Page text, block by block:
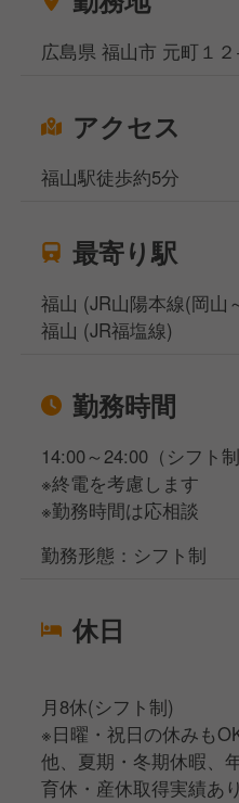
広島県 福山市 元町１
アクセス
福山駅徒歩約5分
最寄り駅
福山 (JR山陽本線(岡山
福山 (JR福塩線)
勤務時間
14:00～24:00（シフト
※終電を考慮します
※勤務時間は応相談
勤務形態：シフト制
休日
月8休(シフト制)
※日曜・祝日の休みも
他、夏期・冬期休暇、
育休・産休取得実績あり